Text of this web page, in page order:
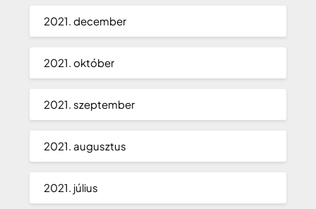
2021. december
2021. október
2021. szeptember
2021. augusztus
2021. július